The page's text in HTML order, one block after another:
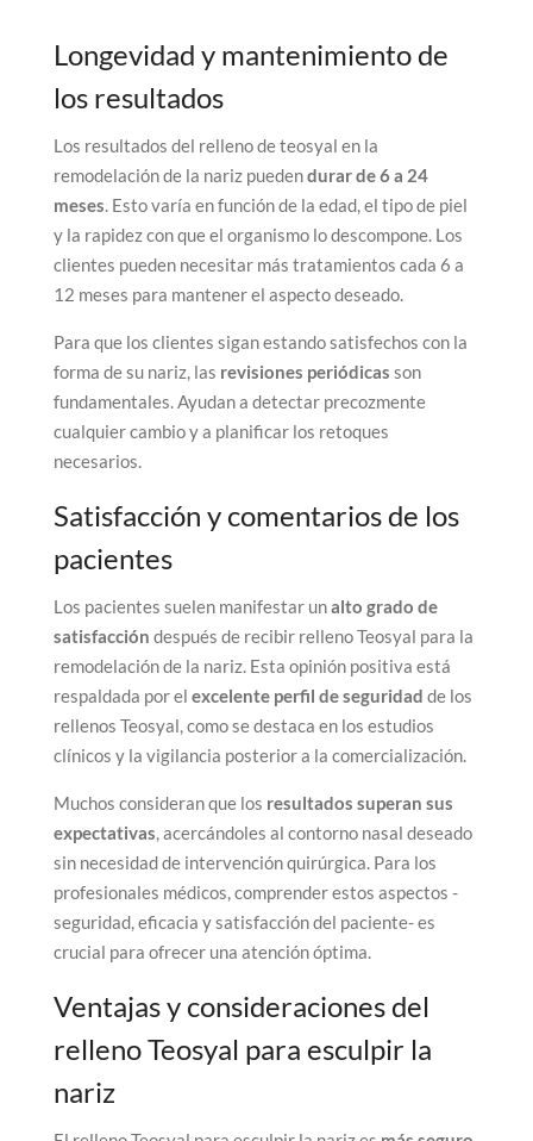
Longevidad y mantenimiento de
los resultados
Los resultados del relleno de teosyal en la
remodelación de la nariz puedendurar de 6 a 24
meses. Esto varía en función de la edad, el tipo de piel
y la rapidez con que el organismo lo descompone. Los
clientes pueden necesitar más tratamientos cada 6 a
12 meses para mantener el aspecto deseado.
Para que los clientes sigan estando satisfechos con la
forma de su nariz, las revisiones periódicas son
fundamentales. Ayudan a detectar precozmente
cualquier cambio y a planificar los retoques
necesarios.
Satisfacción y comentarios de los
pacientes
Los pacientes suelen manifestar unalto grado de
satisfacción después de recibir relleno Teosyal para la
remodelación de la nariz. Esta opinión positiva está
respaldada por el excelente perfil de seguridad de los
rellenos Teosyal, como se destaca en los estudios
clínicos y la vigilancia posterior a la comercialización.
Muchos consideran que los resultados superan sus
expectativas, acercándoles al contorno nasal deseado
sin necesidad de intervención quirúrgica. Para los
profesionales médicos, comprender estos aspectos -
seguridad, eficacia y satisfacción del paciente- es
crucial para ofrecer una atención óptima.
Ventajas y consideraciones del
relleno Teosyal para esculpir la
nariz